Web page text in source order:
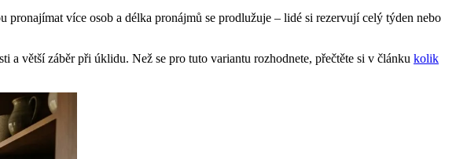
více osob a délka pronájmů se prodlužuje – lidé si rezervují celý týden nebo
a větší záběr při úklidu. Než se pro tuto variantu rozhodnete, přečtěte si v článku kolik